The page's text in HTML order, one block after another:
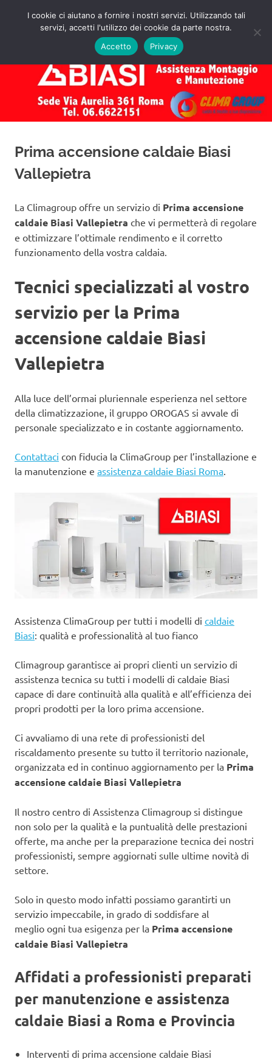
Assistenza
Caldaie
Biasi
Roma
Preventivo!
MENU
Prima accensione caldaie Biasi
Vallepietra
La Climagroup offre un servizio di Prima accensione
caldaie Biasi Vallepietra che vi permetterà di regolare
e ottimizzare l’ottimale rendimento e il corretto
funzionamento della vostra caldaia.
Tecnici specializzati al vostro
servizio per la Prima
accensione caldaie Biasi
Vallepietra
Alla luce dell’ormai pluriennale esperienza nel settore
della climatizzazione, il gruppo OROGAS si avvale di
personale specializzato e in costante aggiornamento.
Contattaci con fiducia la ClimaGroup per l’installazione e
la manutenzione e assistenza caldaie Biasi Roma.
Assistenza ClimaGroup per tutti i modelli di caldaie
Biasi: qualità e professionalità al tuo fianco
Climagroup garantisce ai propri clienti un servizio di
assistenza tecnica su tutti i modelli di caldaie Biasi
capace di dare continuità alla qualità e all’efficienza dei
propri prodotti per la loro prima accensione.
Ci avvaliamo di una rete di professionisti del
riscaldamento presente su tutto il territorio nazionale,
organizzata ed in continuo aggiornamento per la Prima
accensione caldaie Biasi Vallepietra
Il nostro centro di Assistenza Climagroup si distingue
non solo per la qualità e la puntualità delle prestazioni
offerte, ma anche per la preparazione tecnica dei nostri
professionisti, sempre aggiornati sulle ultime novità di
settore.
Solo in questo modo infatti possiamo garantirti un
servizio impeccabile, in grado di soddisfare al
meglio ogni tua esigenza per la Prima accensione
caldaie Biasi Vallepietra
Affidati a professionisti preparati
per manutenzione e assistenza
caldaie Biasi a Roma e Provincia
Interventi di prima accensione caldaie Biasi
I cookie ci aiutano a fornire i nostri servizi. Utilizzando tali
servizi, accetti l'utilizzo dei cookie da parte nostra.
Accetto
Privacy